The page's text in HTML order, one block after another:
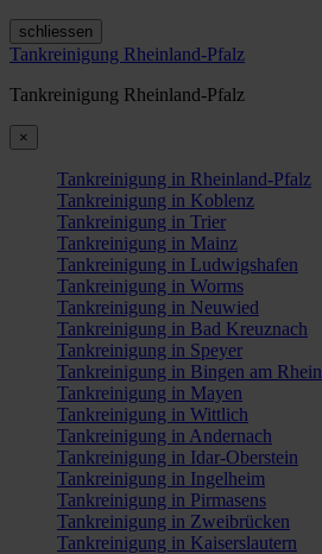
schliessen
Tankreinigung Rheinland-Pfalz
Tankreinigung Rheinland-Pfalz
×
Tankreinigung in Rheinland-Pfalz
Tankreinigung in Koblenz
Tankreinigung in Trier
Tankreinigung in Mainz
Tankreinigung in Ludwigshafen
Tankreinigung in Worms
Tankreinigung in Neuwied
Tankreinigung in Bad Kreuznach
Tankreinigung in Speyer
Tankreinigung in Bingen am Rhein
Tankreinigung in Mayen
Tankreinigung in Wittlich
Tankreinigung in Andernach
Tankreinigung in Idar-Oberstein
Tankreinigung in Ingelheim
Tankreinigung in Pirmasens
Tankreinigung in Zweibrücken
Tankreinigung in Kaiserslautern